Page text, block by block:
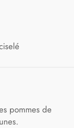
pommes de